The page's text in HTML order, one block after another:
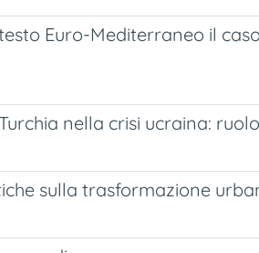
Euro-Mediterraneo il
nella crisi ucraina:
sulla trasformazione